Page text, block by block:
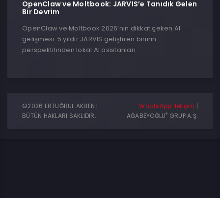
OpenClaw ve Moltbook: JARVIS’e Tanıdık Gelen
Bir Devrim
OpenClaw ve Moltbook 2026’nın dikkat çeken AI
gelişmesi. 5 yıldır JARVIS geliştiren birinin
perspektifinden lokal AI asistanları.
©2026 ERTUĞRUL AKBEN |
BÜTÜN HAKLARI SAKLIDIR.
WhatsApp İletişim |
AĞABEYOĞLU® GRUP A.Ş.